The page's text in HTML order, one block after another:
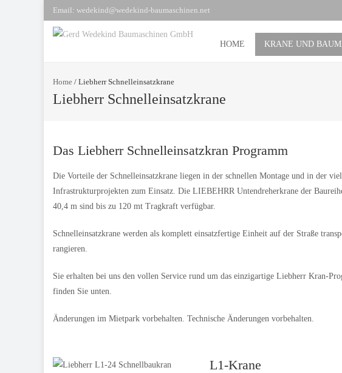
Email: wedekind@wedekind-baumaschinen.net
HOME KRANE UND
Home / Liebherr Schnelleinsatzkrane
Liebherr Schnelleinsatzkrane
Das Liebherr Schnelleinsatzkran Programm
Die Vorteile der Schnelleinsatzkrane liegen in der schnellen Montage und in der
Infrastrukturprojekten zum Einsatz. Die LIEBEHRR Untendreherkrane der
40,4 m sind bis zu 120 mt Tragkraft verfügbar.
Schnelleinsatzkrane werden als komplett einsatzfertige Einheit auf der Straße
rangieren.
Sie erhalten bei uns den vollen Service rund um das einzigartige Liebherr Kran-
finden Sie unten.
Änderungen im Mietpark vorbehalten. Technische Änderungen vorbehalten.
L1-Krane